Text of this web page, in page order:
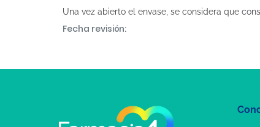
Una vez abierto el envase, se considera que
Fecha revisión: